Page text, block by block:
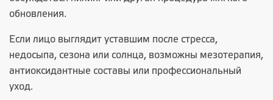
обновления.
Если лицо выглядит уставшим после стресса,
недосыпа, сезона или солнца, возможны мезотерапия,
антиоксидантные составы или профессиональный
уход.